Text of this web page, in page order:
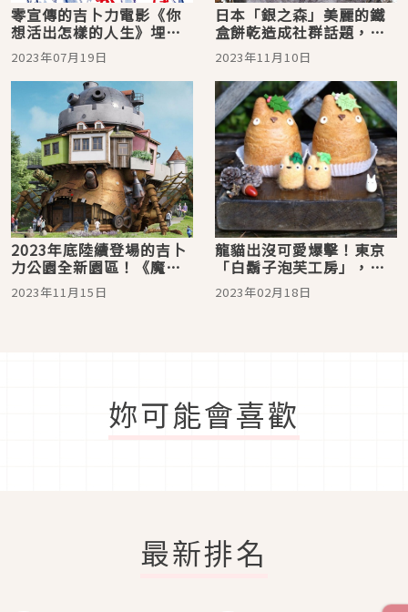
零宣傳的吉卜力電影《你
想活出怎樣的人生》埋梗
多年的彩蛋最終提示在米
津玄師的最終巡演！主題
曲〈地球儀〉數位解禁
2023年07月19日
日本「銀之森」美麗的鐵
盒餅乾造成社群話題，還
有吉卜力公園限定款！
2023年11月10日
2023年底陸續登場的吉卜
力公園全新園區！《魔法
公主》、《霍爾的移動城
堡》、《魔女宅急便》園
2023年11月15日
龍貓出沒可愛爆擊！東京
「白鬍子泡芙工房」，手
工限量龍貓泡芙必朝聖！
2023年02月18日
妳可能會喜歡
最新排名